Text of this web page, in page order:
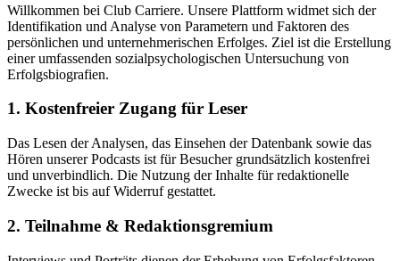
Willkommen bei Club Carriere. Unsere Plattform widmet sich der
Identifikation und Analyse von Parametern und Faktoren des
persönlichen und unternehmerischen Erfolges. Ziel ist die Erstellung
einer umfassenden sozialpsychologischen Untersuchung von
Erfolgsbiografien.
1. Kostenfreier Zugang für Leser
Das Lesen der Analysen, das Einsehen der Datenbank sowie das
Hören unserer Podcasts ist für Besucher grundsätzlich kostenfrei
und unverbindlich. Die Nutzung der Inhalte für redaktionelle
Zwecke ist bis auf Widerruf gestattet.
2. Teilnahme & Redaktionsgremium